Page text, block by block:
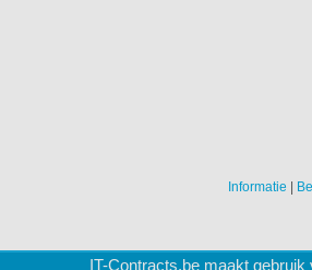
IT-Contracts.be maakt
Informatie